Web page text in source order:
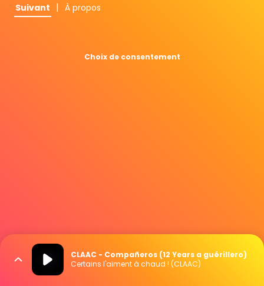
Suivant | À propos
Choix de consentement
CLAAC - Compañeros (12 Years a guérillero)
Certains l'aiment à chaud ! (CLAAC)